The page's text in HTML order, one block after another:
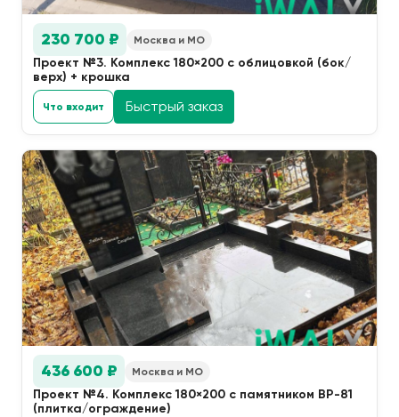
230 700 ₽ Москва и МО
Проект №3. Комплекс 180×200 с облицовкой (бок/
верх) + крошка
Что входит Быстрый заказ
436 600 ₽ Москва и МО
Проект №4. Комплекс 180×200 с памятником ВР-81
(плитка/ограждение)